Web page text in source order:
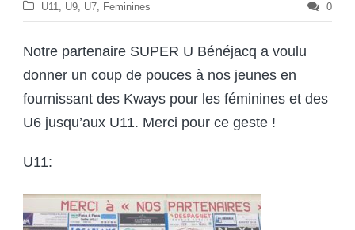
U11, U9, U7, Feminines 0
Notre partenaire SUPER U Bénéjacq a voulu
donner un coup de pouces à nos jeunes en
fournissant des Kways pour les féminines et des
U6 jusqu’aux U11. Merci pour ce geste !
U11: